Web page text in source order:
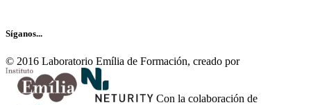
Síganos...
© 2016 Laboratorio Emília de Formación, creado por
Con la colaboración de